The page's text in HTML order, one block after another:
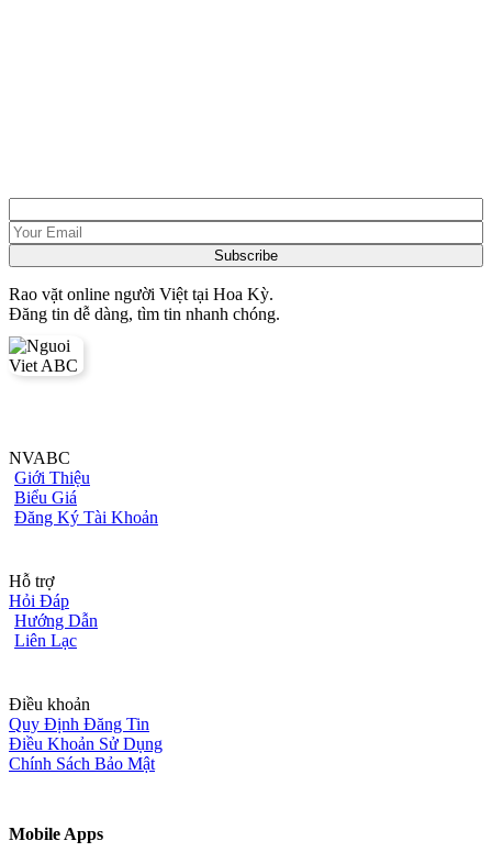
Rao vặt online người Việt tại Hoa Kỳ.
Đăng tin dễ dàng, tìm tin nhanh chóng.
NVABC
Giới Thiệu
Biểu Giá
Đăng Ký Tài Khoản
Hỗ trợ
Hỏi Đáp
Hướng Dẫn
Liên Lạc
Điều khoản
Quy Định Đăng Tin
Điều Khoản Sử Dụng
Chính Sách Bảo Mật
Mobile Apps